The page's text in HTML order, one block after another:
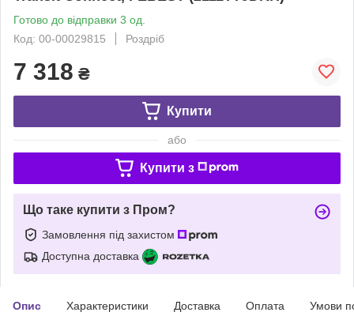
Готово до відправки 3 од.
Код: 00-00029815
Роздріб
7 318 ₴
Купити
або
Купити з
Що таке купити з Пром?
Замовлення під захистом
Доступна доставка
Опис Характеристики Доставка Оплата Умови